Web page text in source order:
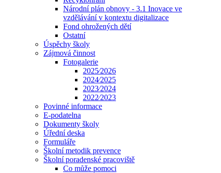
Národní plán obnovy - 3.1 Inovace ve
vzdělávání v kontextu digitalizace
Fond ohrožených dětí
Ostatní
Úspěchy školy
Zájmová činnost
Fotogalerie
2025⁄2026
2024⁄2025
2023⁄2024
2022⁄2023
Povinné informace
E-podatelna
Dokumenty školy
Úřední deska
Formuláře
Školní metodik prevence
Školní poradenské pracoviště
Co může pomoci